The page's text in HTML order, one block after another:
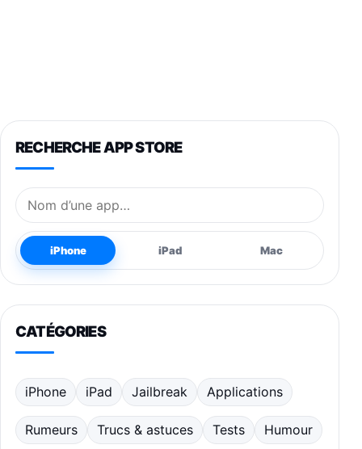
RECHERCHE APP STORE
Nom de l’application
iPhone iPad Mac
CATÉGORIES
iPhone iPad Jailbreak Applications
Rumeurs Trucs & astuces Tests Humour